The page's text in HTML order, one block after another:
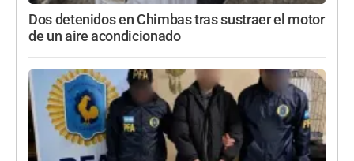
Dos detenidos en Chimbas tras sustraer el motor
de un aire acondicionado